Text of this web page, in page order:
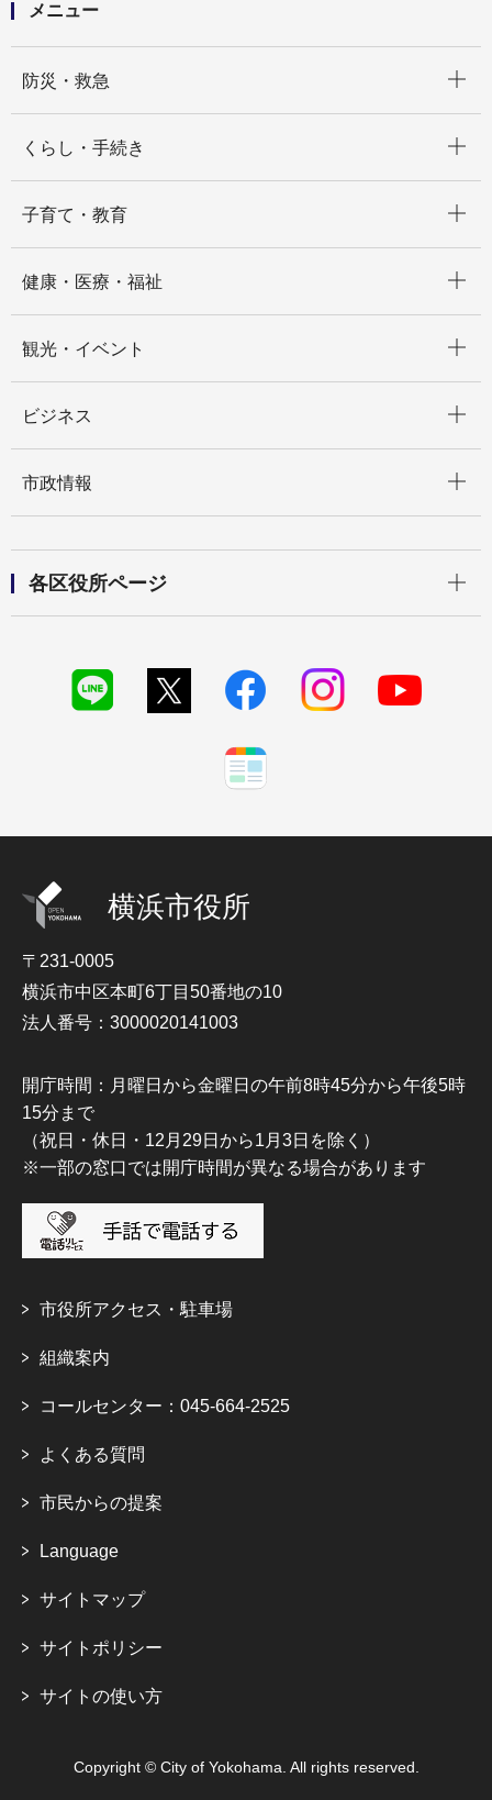
メニュー
防災・救急
くらし・手続き
子育て・教育
健康・医療・福祉
観光・イベント
ビジネス
市政情報
各区役所ページ
横浜市役所
〒231-0005
横浜市中区本町6丁目50番地の10
法人番号：3000020141003
開庁時間：月曜日から金曜日の午前8時45分から午後5時
15分まで
（祝日・休日・12月29日から1月3日を除く）
※一部の窓口では開庁時間が異なる場合があります
市役所アクセス・駐車場
組織案内
コールセンター：045-664-2525
よくある質問
市民からの提案
Language
サイトマップ
サイトポリシー
サイトの使い方
Copyright © City of Yokohama. All rights reserved.